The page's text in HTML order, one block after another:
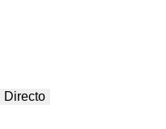
Directo